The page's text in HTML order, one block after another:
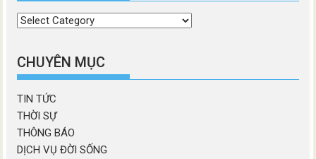
Chọn
mục
CHUYÊN MỤC
TIN TỨC
THỜI SỰ
THÔNG BÁO
DỊCH VỤ ĐỜI SỐNG